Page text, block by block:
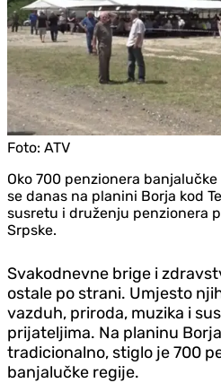
Foto: ATV
Oko 700 penzionera
se danas na planini Borja kod
susretu i druženju penzionera
Srpske.
Svakodnevne brige i
ostale po strani. Umjesto
vazduh, priroda, muzika i
prijateljima. Na planinu
tradicionalno, stiglo je 700
banjalučke regije.